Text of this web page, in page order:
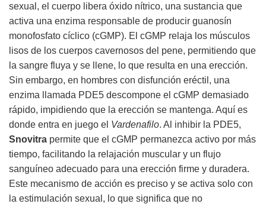
sexual, el cuerpo libera óxido nítrico, una sustancia que
activa una enzima responsable de producir guanosín
monofosfato cíclico (cGMP). El cGMP relaja los músculos
lisos de los cuerpos cavernosos del pene, permitiendo que
la sangre fluya y se llene, lo que resulta en una erección.
Sin embargo, en hombres con disfunción eréctil, una
enzima llamada PDE5 descompone el cGMP demasiado
rápido, impidiendo que la erección se mantenga. Aquí es
donde entra en juego el Vardenafilo. Al inhibir la PDE5,
Snovitra permite que el cGMP permanezca activo por más
tiempo, facilitando la relajación muscular y un flujo
sanguíneo adecuado para una erección firme y duradera.
Este mecanismo de acción es preciso y se activa solo con
la estimulación sexual, lo que significa que no